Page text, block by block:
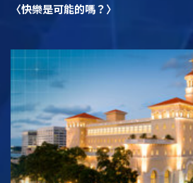
〈快樂是可能的嗎？〉